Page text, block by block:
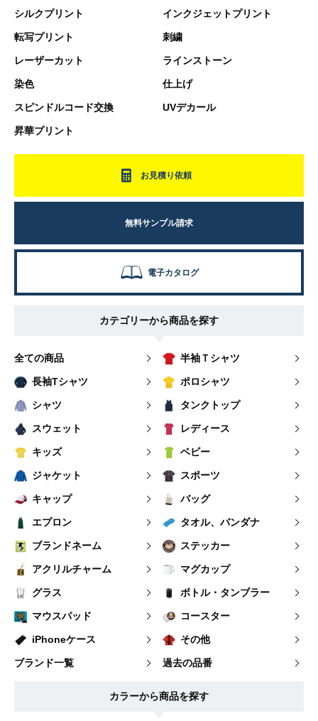
シルクプリント インクジェットプリント
転写プリント 刺繍
レーザーカット ラインストーン
染色 仕上げ
スピンドルコード交換 UVデカール
昇華プリント
お見積り依頼
無料サンプル請求
電子カタログ
カテゴリーから商品を探す
全ての商品 半袖Ｔシャツ
長袖Tシャツ ポロシャツ
シャツ タンクトップ
スウェット レディース
キッズ ベビー
ジャケット スポーツ
キャップ バッグ
エプロン タオル、バンダナ
ブランドネーム ステッカー
アクリルチャーム マグカップ
グラス ボトル・タンブラー
マウスパッド コースター
iPhoneケース その他
ブランド一覧 過去の品番
カラーから商品を探す